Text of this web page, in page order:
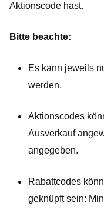
Aktionscode hast.
Bitte beachte:
Es kann jeweils
werden.
Aktionscodes
Ausverkauf
angegeben.
Rabattcodes
geknüpft sein: